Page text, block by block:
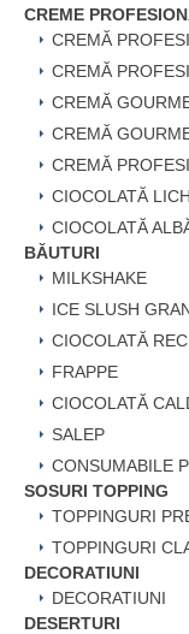
CREME
CREMĂ
CREMĂ
CREMĂ
CREMĂ
CREMĂ
CIOCOLATĂ
CIOCOLATĂ
BĂUTURI
MILKSHAKE
ICE SLUSH
CIOCOLATĂ
FRAPPE
CIOCOLATĂ
SALEP
CONSUMABILE
SOSURI TOPPING
TOPPINGURI
TOPPINGURI
DECORATIUNI
DECORATIUNI
DESERTURI